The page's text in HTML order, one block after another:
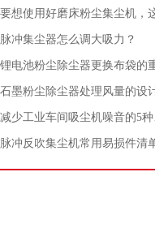
脉冲集尘器怎么调大吸力？
减